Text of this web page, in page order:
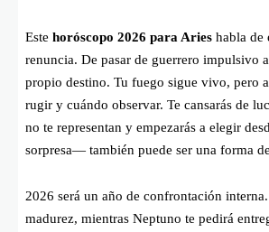
Este horóscopo 2026 para Aries habla de
renuncia. De pasar de guerrero impulsivo
propio destino. Tu fuego sigue vivo, pero
rugir y cuándo observar. Te cansarás de
no te representan y empezarás a elegir
sorpresa— también puede ser una forma
2026 será un año de confrontación
madurez, mientras Neptuno te pedirá